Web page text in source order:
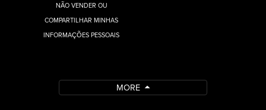
NÃO VENDER OU
COMPARTILHAR MINHAS
INFORMAÇÕES PESSOAIS
MORE